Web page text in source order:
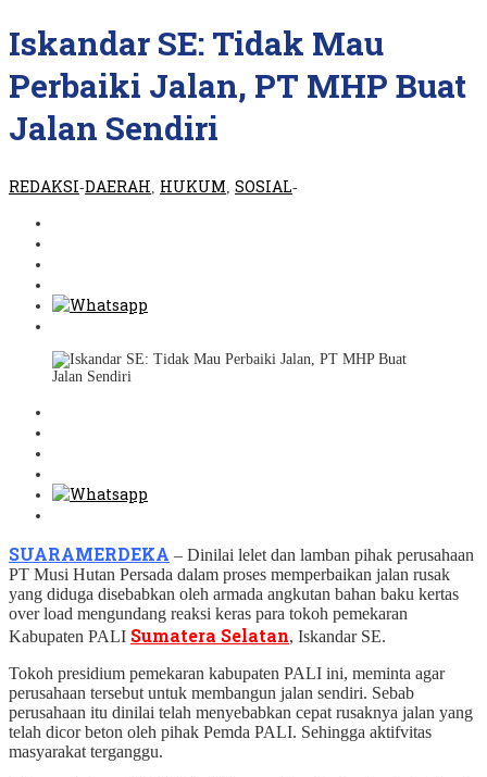
Iskandar SE: Tidak Mau
Perbaiki Jalan, PT MHP Buat
Jalan Sendiri
REDAKSI-DAERAH HUKUM SOSIAL-
SUARAMERDEKA – Dinilai lelet dan lamban pihak perusahaan
PT Musi Hutan Persada dalam proses memperbaikan jalan rusak
yang diduga disebabkan oleh armada angkutan bahan baku kertas
over load mengundang reaksi keras para tokoh pemekaran
Kabupaten PALI Sumatera Selatan, Iskandar SE.
Tokoh presidium pemekaran kabupaten PALI ini, meminta agar
perusahaan tersebut untuk membangun jalan sendiri. Sebab
perusahaan itu dinilai telah menyebabkan cepat rusaknya jalan yang
telah dicor beton oleh pihak Pemda PALI. Sehingga aktifvitas
masyarakat terganggu.